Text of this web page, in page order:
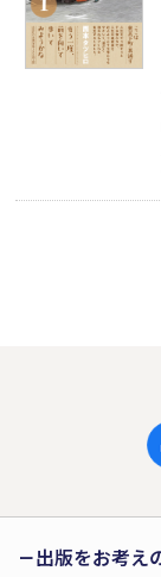
出版をお考え